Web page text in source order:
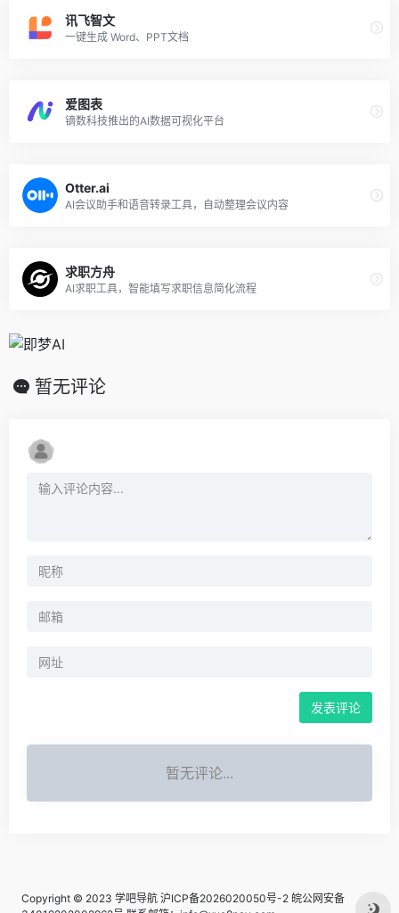
讯飞智文
一键生成 Word、PPT文档
爱图表
镝数科技推出的AI数据可视化平台
Otter.ai
AI会议助手和语音转录工具，自动整理会议内容
求职方舟
AI求职工具，智能填写求职信息简化流程
暂无评论
暂无评论...
Copyright © 2023 学吧导航 沪ICP备2026020050号-2 皖公网安备